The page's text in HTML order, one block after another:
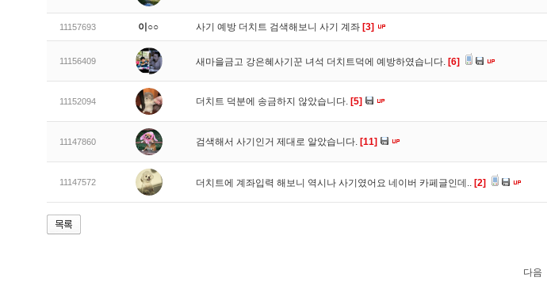
11157693 이○○ 사기 예방 더치트 검색해보니 사기 계좌 [3]
11156409 새마을금고 강은혜사기꾼 녀석 더치트덕에 예방하였습니다. [6]
11152094 더치트 덕분에 송금하지 않았습니다. [5]
11147860 검색해서 사기인거 제대로 알았습니다. [11]
11147572 더치트에 계좌입력 해보니 역시나 사기였어요 네이버 카페글인데.. [2]
다음